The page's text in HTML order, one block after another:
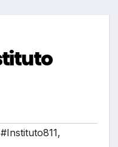
#Instituto811,